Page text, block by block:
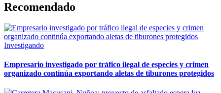
Recomendado
Investigando
Empresario investigado por tráfico ilegal de especies y crimen
organizado continúa exportando aletas de tiburones protegidos